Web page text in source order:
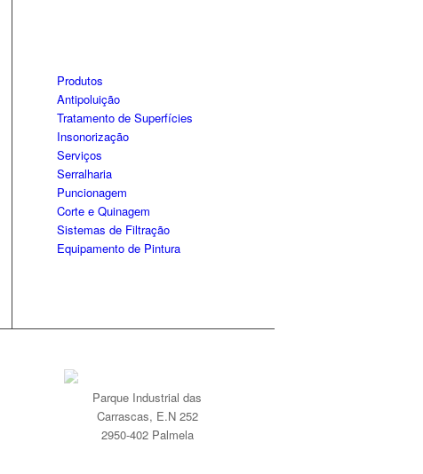
Produtos
Antipoluição
Tratamento de Superfícies
Insonorização
Serviços
Serralharia
Puncionagem
Corte e Quinagem
Sistemas de Filtração
Equipamento de Pintura
Parque Industrial das
Carrascas, E.N 252
2950-402 Palmela